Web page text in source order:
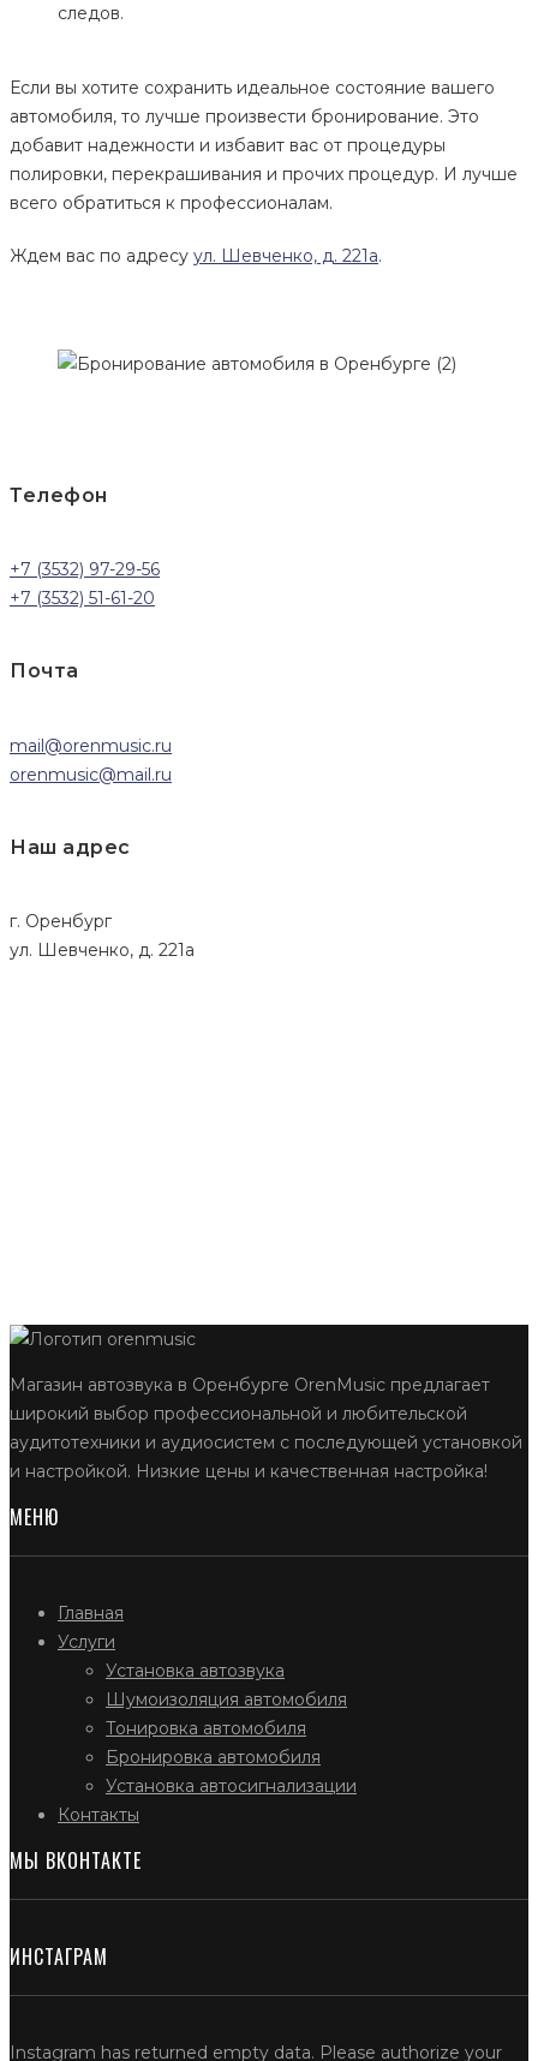
следов.
Если вы хотите сохранить идеальное состояние вашего
автомобиля, то лучше произвести бронирование. Это
добавит надежности и избавит вас от процедуры
полировки, перекрашивания и прочих процедур. И лучше
всего обратиться к профессионалам.
Ждем вас по адресу ул. Шевченко, д. 221а.
Телефон
+7 (3532) 97-29-56
+7 (3532) 51-61-20
Почта
mail@orenmusic.ru
orenmusic@mail.ru
Наш адрес
г. Оренбург
ул. Шевченко, д. 221а
Магазин автозвука в Оренбурге OrenMusic предлагает
широкий выбор профессиональной и любительской
аудитотехники и аудиосистем с последующей установкой
и настройкой. Низкие цены и качественная настройка!
МЕНЮ
Главная
Услуги
Установка автозвука
Шумоизоляция автомобиля
Тонировка автомобиля
Бронировка автомобиля
Установка автосигнализации
Контакты
МЫ ВКОНТАКТЕ
ИНСТАГРАМ
Instagram has returned empty data. Please authorize your